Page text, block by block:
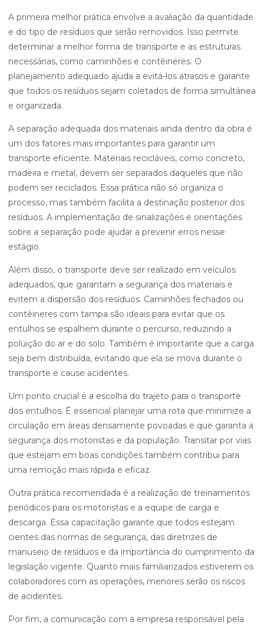
A primeira melhor prática envolve a avaliação da quantidade
e do tipo de resíduos que serão removidos. Isso permite
determinar a melhor forma de transporte e as estruturas
necessárias, como caminhões e contêineres. O
planejamento adequado ajuda a evitá-los atrasos e garante
que todos os resíduos sejam coletados de forma simultânea
e organizada.
A separação adequada dos materiais ainda dentro da obra é
um dos fatores mais importantes para garantir um
transporte eficiente. Materiais recicláveis, como concreto,
madeira e metal, devem ser separados daqueles que não
podem ser reciclados. Essa prática não só organiza o
processo, mas também facilita a destinação posterior dos
resíduos. A implementação de sinalizações e orientações
sobre a separação pode ajudar a prevenir erros nesse
estágio.
Além disso, o transporte deve ser realizado em veículos
adequados, que garantam a segurança dos materiais e
evitem a dispersão dos resíduos. Caminhões fechados ou
contêineres com tampa são ideais para evitar que os
entulhos se espalhem durante o percurso, reduzindo a
poluição do ar e do solo. Também é importante que a carga
seja bem distribuída, evitando que ela se mova durante o
transporte e cause acidentes.
Um ponto crucial é a escolha do trajeto para o transporte
dos entulhos. É essencial planejar uma rota que minimize a
circulação em áreas densamente povoadas e que garanta a
segurança dos motoristas e da população. Transitar por vias
que estejam em boas condições também contribui para
uma remoção mais rápida e eficaz.
Outra prática recomendada é a realização de treinamentos
periódicos para os motoristas e a equipe de carga e
descarga. Essa capacitação garante que todos estejam
cientes das normas de segurança, das diretrizes de
manuseio de resíduos e da importância do cumprimento da
legislação vigente. Quanto mais familiarizados estiverem os
colaboradores com as operações, menores serão os riscos
de acidentes.
Por fim, a comunicação com a empresa responsável pela